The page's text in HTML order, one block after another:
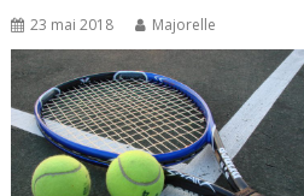
23 mai 2018 Majorelle